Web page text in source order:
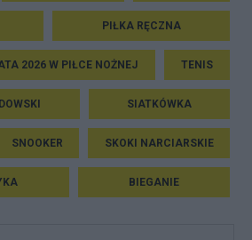
PIŁKA RĘCZNA
2026 W PIŁCE NOŻNEJ TENIS
SIATKÓWKA
SNOOKER SKOKI NARCIARSKIE
BIEGANIE